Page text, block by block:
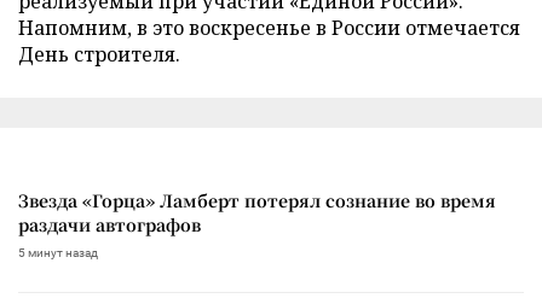
Напомним, в это воскресенье в России отмечается
День строителя.
Звезда «Горца» Ламберт потерял сознание во время
раздачи автографов
5 минут назад